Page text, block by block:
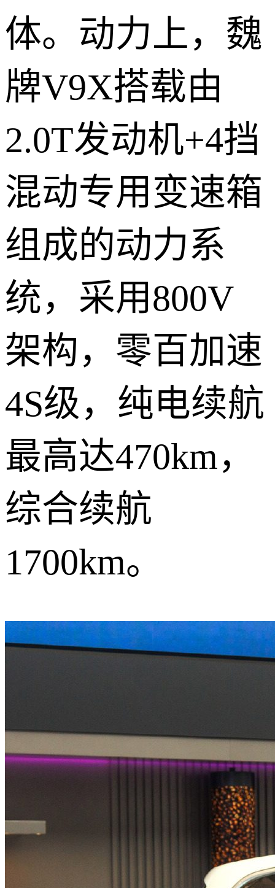
体。动力上，魏
牌V9X搭载由
2.0T发动机+4挡
混动专用变速箱
组成的动力系
统，采用800V
架构，零百加速
4S级，纯电续航
最高达470km，
综合续航
1700km。